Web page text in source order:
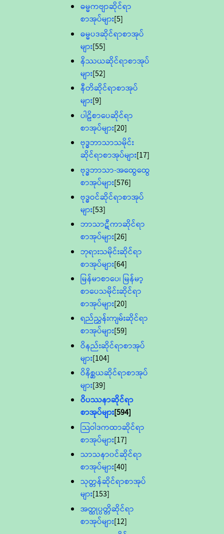
ဓမ္မကဗျာဆိုင်ရာ
စာအုပ်များ[5]
ဓမ္မပဒဆိုင်ရာစာအုပ်
များ[55]
နိဿယဆိုင်ရာစာအုပ်
များ[52]
နီတိဆိုင်ရာစာအုပ်
များ[9]
ပါဠိစာပေဆိုင်ရာ
စာအုပ်များ[20]
ဗုဒ္ဓဘာသာသမိုင်း
ဆိုင်ရာစာအုပ်များ[17]
ဗုဒ္ဓဘာသာ-အထွေထွေ
စာအုပ်များ[576]
ဗုဒ္ဓဝင်ဆိုင်ရာစာအုပ်
များ[53]
ဘာသာဋီကာဆိုင်ရာ
စာအုပ်များ[26]
ဘုရားသမိုင်းဆိုင်ရာ
စာအုပ်များ[64]
မြန်မာစာပေ၊ မြန်မာ့
စာပေသမိုင်းဆိုင်ရာ
စာအုပ်များ[20]
ရည်ညွှန်းကျမ်းဆိုင်ရာ
စာအုပ်များ[59]
ဝိနည်းဆိုင်ရာစာအုပ်
များ[104]
ဝိနိစ္ဆယဆိုင်ရာစာအုပ်
များ[39]
ဝိပဿနာဆိုင်ရာ
စာအုပ်များ[594]
သြဝါဒကထာဆိုင်ရာ
စာအုပ်များ[17]
သာသနာ၀င်ဆိုင်ရာ
စာအုပ်များ[40]
သုတ္တန်ဆိုင်ရာစာအုပ်
များ[153]
အတ္ထုပ္ပတ္တိဆိုင်ရာ
စာအုပ်များ[12]